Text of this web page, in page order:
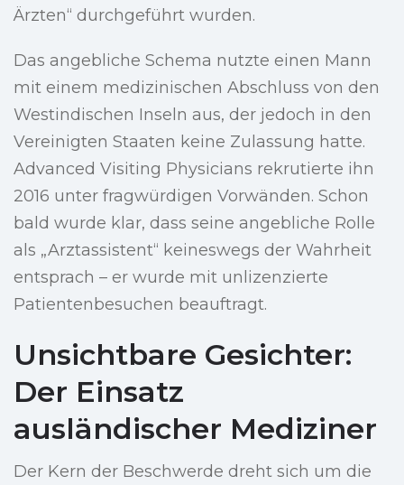
Ärzten“ durchgeführt wurden.
Das angebliche Schema nutzte einen Mann
mit einem medizinischen Abschluss von den
Westindischen Inseln aus, der jedoch in den
Vereinigten Staaten keine Zulassung hatte.
Advanced Visiting Physicians rekrutierte ihn
2016 unter fragwürdigen Vorwänden. Schon
bald wurde klar, dass seine angebliche Rolle
als „Arztassistent“ keineswegs der Wahrheit
entsprach – er wurde mit unlizenzierte
Patientenbesuchen beauftragt.
Unsichtbare Gesichter:
Der Einsatz
ausländischer Mediziner
Der Kern der Beschwerde dreht sich um die